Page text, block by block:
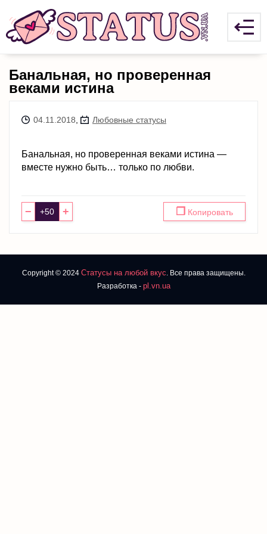
Банальная, но проверенная
веками истина
04.11.2018 Любовные статусы
Банальная, но проверенная веками истина —
вместе нужно быть… только по любви.
− + ❐ Копировать
Copyright © 2024 Статусы на любой вкус. Все права защищены.
Разработка - pl.vn.ua